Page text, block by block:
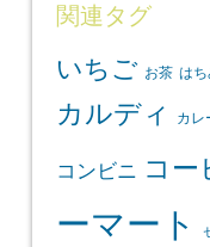
関連タグ
いちご お茶 はち
カルディ カレ
コンビニ コー
ーマート